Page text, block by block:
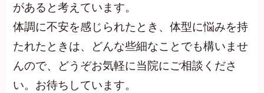
があると考えています。
体調に不安を感じられたとき、体型に悩みを持
たれたときは、どんな些細なことでも構いませ
んので、どうぞお気軽に当院にご相談くださ
い。お待ちしています。